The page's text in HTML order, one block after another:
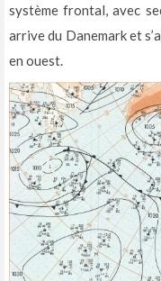
système frontal, avec
arrive du Danemark et
en ouest.